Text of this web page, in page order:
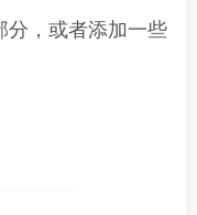
分，或者添加一些